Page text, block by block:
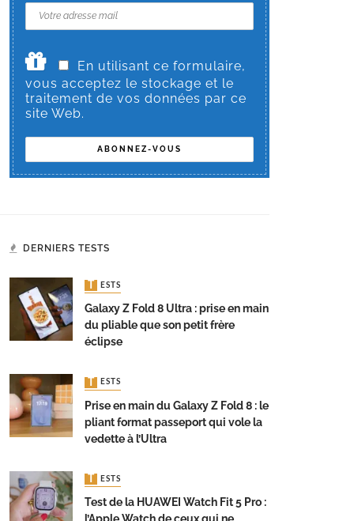
En utilisant ce formulaire,
vous acceptez le stockage et le
traitement de vos données par ce
site Web.
DERNIERS TESTS
TESTS
Galaxy Z Fold 8 Ultra : prise en main
du pliable que son petit frère
éclipse
TESTS
Prise en main du Galaxy Z Fold 8 : le
pliant format passeport qui vole la
vedette à l’Ultra
TESTS
Test de la HUAWEI Watch Fit 5 Pro :